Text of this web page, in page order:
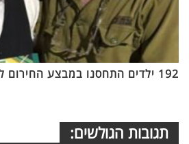
192 ילדים התחסנו במבצע החירום לחיסון נגד חצבת.
תגובות הגולשים: